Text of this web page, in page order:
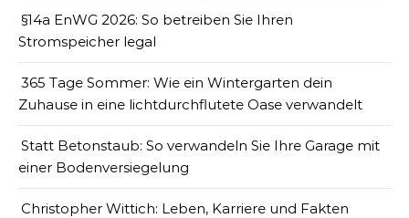
§14a EnWG 2026: So betreiben Sie Ihren
Stromspeicher legal
365 Tage Sommer: Wie ein Wintergarten dein
Zuhause in eine lichtdurchflutete Oase verwandelt
Statt Betonstaub: So verwandeln Sie Ihre Garage mit
einer Bodenversiegelung
Christopher Wittich: Leben, Karriere und Fakten